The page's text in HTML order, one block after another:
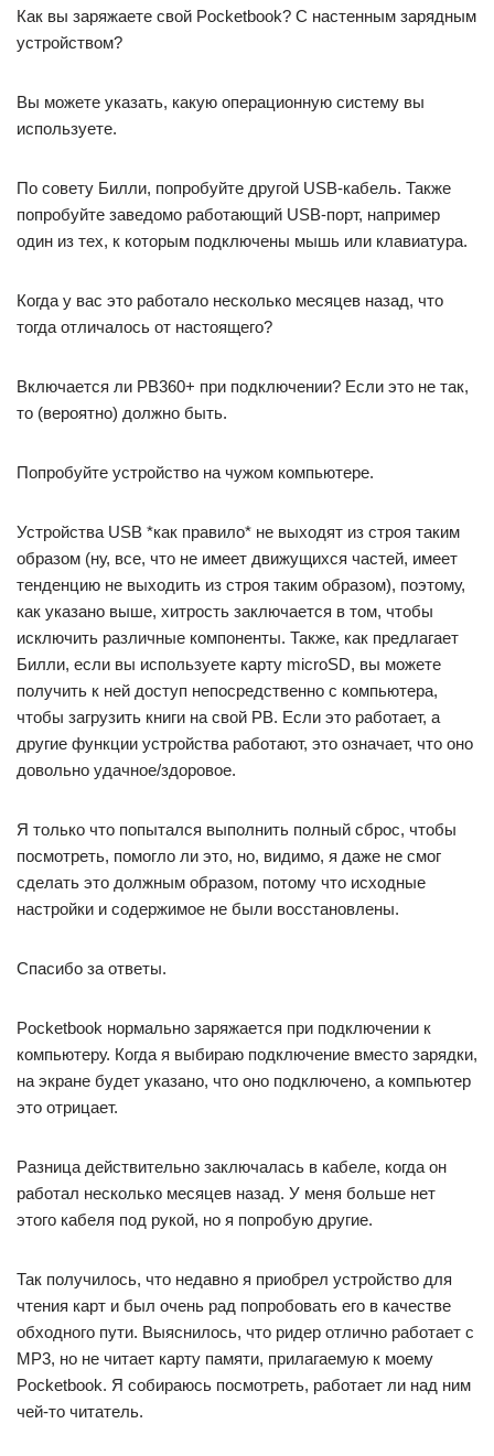
Как вы заряжаете свой Pocketbook? С настенным зарядным
устройством?
Вы можете указать, какую операционную систему вы
используете.
По совету Билли, попробуйте другой USB-кабель. Также
попробуйте заведомо работающий USB-порт, например
один из тех, к которым подключены мышь или клавиатура.
Когда у вас это работало несколько месяцев назад, что
тогда отличалось от настоящего?
Включается ли PB360+ при подключении? Если это не так,
то (вероятно) должно быть.
Попробуйте устройство на чужом компьютере.
Устройства USB *как правило* не выходят из строя таким
образом (ну, все, что не имеет движущихся частей, имеет
тенденцию не выходить из строя таким образом), поэтому,
как указано выше, хитрость заключается в том, чтобы
исключить различные компоненты. Также, как предлагает
Билли, если вы используете карту microSD, вы можете
получить к ней доступ непосредственно с компьютера,
чтобы загрузить книги на свой PB. Если это работает, а
другие функции устройства работают, это означает, что оно
довольно удачное/здоровое.
Я только что попытался выполнить полный сброс, чтобы
посмотреть, помогло ли это, но, видимо, я даже не смог
сделать это должным образом, потому что исходные
настройки и содержимое не были восстановлены.
Спасибо за ответы.
Pocketbook нормально заряжается при подключении к
компьютеру. Когда я выбираю подключение вместо зарядки,
на экране будет указано, что оно подключено, а компьютер
это отрицает.
Разница действительно заключалась в кабеле, когда он
работал несколько месяцев назад. У меня больше нет
этого кабеля под рукой, но я попробую другие.
Так получилось, что недавно я приобрел устройство для
чтения карт и был очень рад попробовать его в качестве
обходного пути. Выяснилось, что ридер отлично работает с
MP3, но не читает карту памяти, прилагаемую к моему
Pocketbook. Я собираюсь посмотреть, работает ли над ним
чей-то читатель.